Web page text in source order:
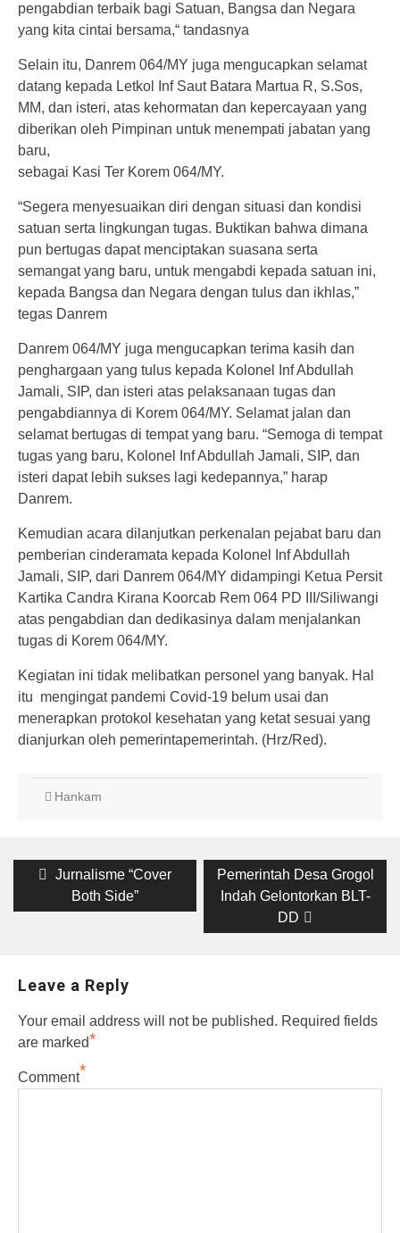
pengabdian terbaik bagi Satuan, Bangsa dan Negara
yang kita cintai bersama,“ tandasnya
Selain itu, Danrem 064/MY juga mengucapkan selamat
datang kepada Letkol Inf Saut Batara Martua R, S.Sos,
MM, dan isteri, atas kehormatan dan kepercayaan yang
diberikan oleh Pimpinan untuk menempati jabatan yang
baru,
sebagai Kasi Ter Korem 064/MY.
“Segera menyesuaikan diri dengan situasi dan kondisi
satuan serta lingkungan tugas. Buktikan bahwa dimana
pun bertugas dapat menciptakan suasana serta
semangat yang baru, untuk mengabdi kepada satuan ini,
kepada Bangsa dan Negara dengan tulus dan ikhlas,”
tegas Danrem
Danrem 064/MY juga mengucapkan terima kasih dan
penghargaan yang tulus kepada Kolonel Inf Abdullah
Jamali, SIP, dan isteri atas pelaksanaan tugas dan
pengabdiannya di Korem 064/MY. Selamat jalan dan
selamat bertugas di tempat yang baru. “Semoga di tempat
tugas yang baru, Kolonel Inf Abdullah Jamali, SIP, dan
isteri dapat lebih sukses lagi kedepannya,” harap
Danrem.
Kemudian acara dilanjutkan perkenalan pejabat baru dan
pemberian cinderamata kepada Kolonel Inf Abdullah
Jamali, SIP, dari Danrem 064/MY didampingi Ketua Persit
Kartika Candra Kirana Koorcab Rem 064 PD III/Siliwangi
atas pengabdian dan dedikasinya dalam menjalankan
tugas di Korem 064/MY.
Kegiatan ini tidak melibatkan personel yang banyak. Hal
itu mengingat pandemi Covid-19 belum usai dan
menerapkan protokol kesehatan yang ketat sesuai yang
dianjurkan oleh pemerintapemerintah. (Hrz/Red).
Hankam
Post
navigation
Previous
post:
Jurnalisme “Cover
Both Side”
Next
post:
Pemerintah Desa Grogol
Indah Gelontorkan BLT-
DD
Leave a Reply
Your email address will not be published. Required fields
are marked*
Comment*